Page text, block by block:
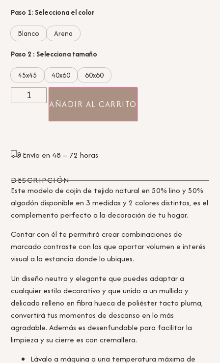
Paso 1: Selecciona el color
Blanco Arena
Paso 2 : Selecciona tamaño
45x45 40x60 60x60
AÑADIR AL CARRITO
Envío en 48 – 72 horas
DESCRIPCIÓN
Este modelo de cojín de tejido natural en 50% lino y 50%
algodón disponible en 3 medidas y 2 colores distintos, es el
complemento perfecto a la decoración de tu hogar.
Contar con él te permitirá crear combinaciones de
marcado contraste con las que aportar volumen e interés
visual a la estancia donde lo ubiques.
Un diseño neutro y elegante que puedes adaptar a
cualquier estilo decorativo y que unido a un mullido y
delicado relleno en fibra hueca de poliéster tacto pluma,
convertirá tus momentos de descanso en lo más
agradable. Además es desenfundable para facilitar la
limpieza y su cierre es con cremallera.
Lávalo a máquina a una temperatura máxima de